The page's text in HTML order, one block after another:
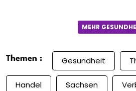
MEHR
Themen : Gesundheit
Handel Sachsen